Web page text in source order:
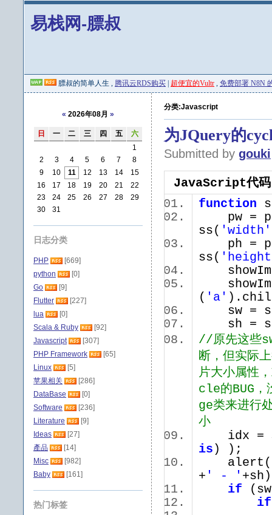
易栈网-膘叔
膘叔的简单人生 , 腾讯云RDS购买 超便宜的Vultr , 免费部署 N8N
分类:Javascript
为JQuery的
Submitted by gouki
JavaScript代码
function
pw =
ss( 'width'
ph =
ss(
( 'a'
sw =
sh =
//原先这些
断，但实际
片大小属性
cle的BUG，
ge类来进行
小
idx =
is ) );
+ ' - '
if
if
« 2026年08月 »
日 一 二 三 四 五
六
1
2
3 4 5 6 7
8
9
10 11 12 13 14
15
16
17 18 19 20 21
22
23
24 25 26 27 28
29
30
31
日志分类
PHP
[669]
python
[0]
Go
[9]
Flutter
[227]
lua
[0]
Scala & Ruby
[92]
Javascript
[307]
PHP Framework
[65]
Linux
[5]
苹果相关
[286]
DataBase
[0]
Software
[236]
Literature
[9]
Ideas
[27]
產品
[14]
Misc
[982]
Baby
[161]
热门标签